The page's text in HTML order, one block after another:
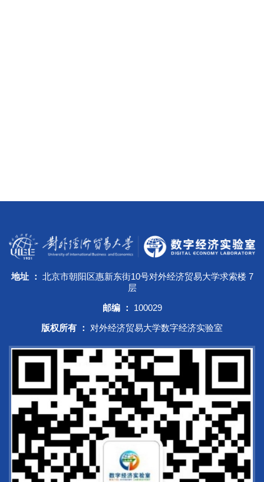
地址 ： 北京市朝阳区惠新东街10号对外经济贸易大学求索楼 7
层
邮编 ：
100029
版权所有 ：
对外经济贸易大学数字经济实验室